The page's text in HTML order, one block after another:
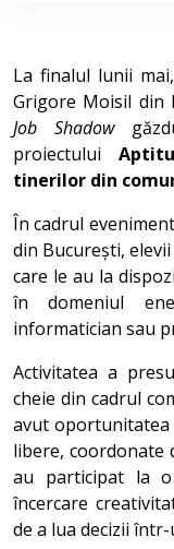
La finalul lunii
Grigore Moisil din
Job Shadow
proiectului
tinerilor din
În cadrul
din București,
care le au la
în domeniul
informatician sau
Activitatea a
cheie din cadrul
avut oportunitatea
libere, coordonate
au participat la
încercare
de a lua decizii